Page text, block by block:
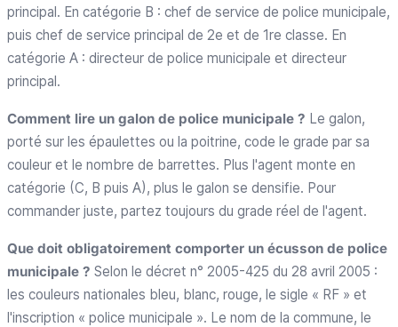
principal. En catégorie B : chef de service de police municipale,
puis chef de service principal de 2e et de 1re classe. En
catégorie A : directeur de police municipale et directeur
principal.
Comment lire un galon de police municipale ? Le galon,
porté sur les épaulettes ou la poitrine, code le grade par sa
couleur et le nombre de barrettes. Plus l'agent monte en
catégorie (C, B puis A), plus le galon se densifie. Pour
commander juste, partez toujours du grade réel de l'agent.
Que doit obligatoirement comporter un écusson de police
municipale ? Selon le décret n° 2005-425 du 28 avril 2005 :
les couleurs nationales bleu, blanc, rouge, le sigle « RF » et
l'inscription « police municipale ». Le nom de la commune, le